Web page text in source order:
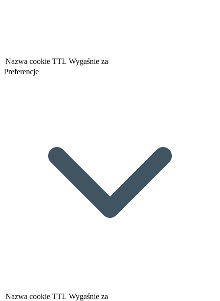
Nazwa cookie TTL Wygaśnie za
Preferencje
Nazwa cookie TTL Wygaśnie za